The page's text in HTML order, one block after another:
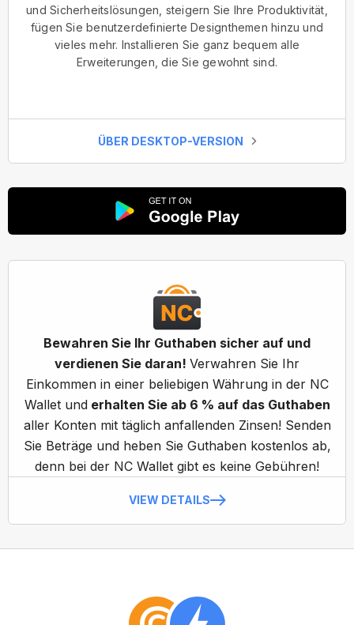
und Sicherheitslösungen, steigern Sie Ihre Produktivität,
fügen Sie benutzerdefinierte Designthemen hinzu und
vieles mehr. Installieren Sie ganz bequem alle
Erweiterungen, die Sie gewohnt sind.
ÜBER DESKTOP-VERSION
Bewahren Sie Ihr Guthaben sicher auf und
verdienen Sie daran! Verwahren Sie Ihr
Einkommen in einer beliebigen Währung in der NC
Wallet underhalten Sie ab 6 % auf das Guthaben
aller Konten mit täglich anfallenden Zinsen! Senden
Sie Beträge und heben Sie Guthaben kostenlos ab,
denn bei der NC Wallet gibt es keine Gebühren!
VIEW DETAILS